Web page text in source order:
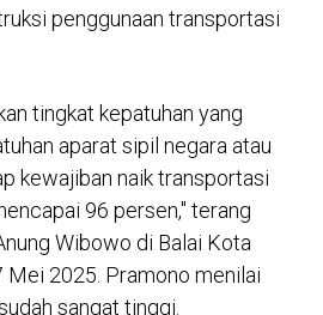
penggunaan transportasi
tingkat kepatuhan yang
aparat sipil negara atau
kewajiban naik transportasi
96 persen," terang
Wibowo di Balai Kota
Mei 2025. Pramono menilai
sangat tinggi.